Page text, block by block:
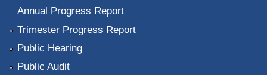
Annual Progress Report
Trimester Progress Report
Public Hearing
Public Audit